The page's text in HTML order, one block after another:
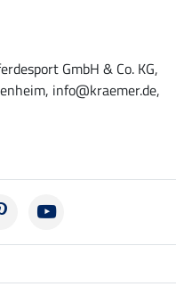
GmbH & Co. KG,
info@kraemer.de,